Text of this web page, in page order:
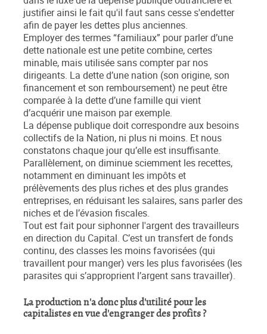
justifier ainsi le fait qu'il faut sans cesse s'endetter
afin de payer les dettes plus anciennes.
Employer des termes “familiaux” pour parler d’une
dette nationale est une petite combine, certes
minable, mais utilisée sans compter par nos
dirigeants. La dette d’une nation (son origine, son
financement et son remboursement) ne peut être
comparée à la dette d’une famille qui vient
d’acquérir une maison par exemple.
La dépense publique doit correspondre aux besoins
collectifs de la Nation, ni plus ni moins. Et nous
constatons chaque jour qu’elle est insuffisante.
Parallèlement, on diminue sciemment les recettes,
notamment en diminuant les impôts et
prélèvements des plus riches et des plus grandes
entreprises, en réduisant les salaires, sans parler des
niches et de l’évasion fiscales.
Tout est fait pour siphonner l'argent des travailleurs
en direction du Capital. C’est un transfert de fonds
continu, des classes les moins favorisées (qui
travaillent pour manger) vers les plus favorisées (les
parasites qui s’approprient l’argent sans travailler).
La production n'a donc plus d'utilité pour les
capitalistes en vue d'engranger des profits ?